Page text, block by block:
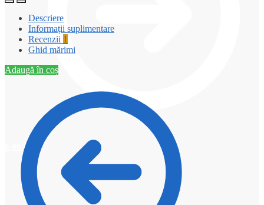
lei
Descriere
Informații suplimentare
Recenzii 1
Ghid mărimi
Adaugă în coș